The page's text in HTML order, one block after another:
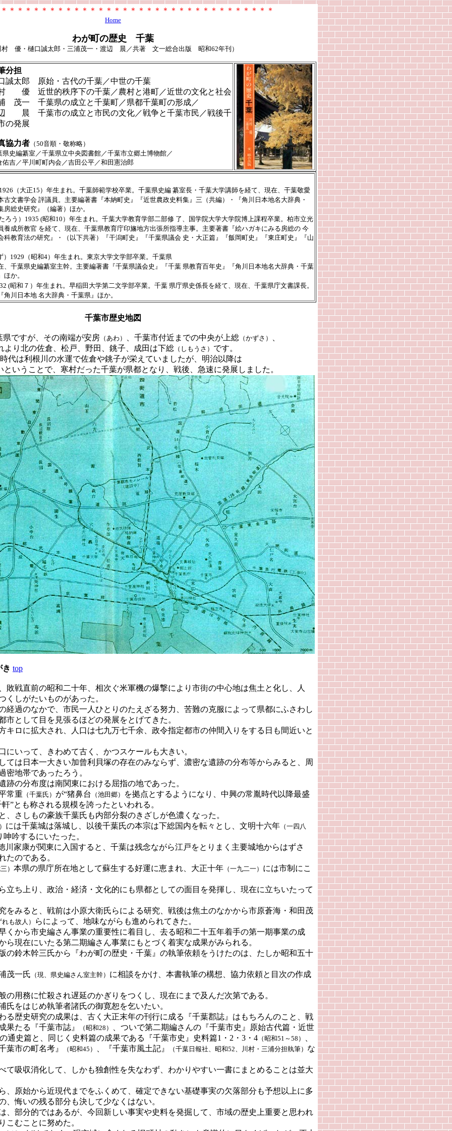
＊＊＊＊＊＊＊＊＊＊＊＊＊＊＊＊＊＊＊＊＊＊＊＊＊＊＊＊＊＊＊＊＊
Home
わが町の歴史 千葉
村 優・樋口誠太郎・三浦茂一・渡辺 晨／共著 文一総合出版 昭和62年刊）
分担
誠太郎 原始・古代の千葉／中世の千葉
優 近世的秩序下の千葉／農村と港町／近世の文化と社会
茂一 千葉県の成立と千葉町／県都千葉町の形成／
晨 千葉市の成立と市民の文化／戦争と千葉市民／戦後千
の発展
協力者 （50音順・敬称略）
県史編纂室／千葉県立中央図書館／千葉市立郷土博物館／
佑吉／平川町町内会／吉田公平／和田憲治郎
（大正15）年生まれ。千葉師範学校卒業。千葉県史編 纂室長・千葉大学講師を経て、現在、干葉敬愛
古文書学会 評議員。主要編著書『本納町史』『近世農政史料集』三（共編）・『角川日本地名大辞典・
総史研究』（編著）ほか。
ろう）1935 (昭和10）年生まれ。千葉大学教育学部二部修 了、国学院大学大学院博上課程卒業。柏市立光
養成所教官 を経て、現在、千葉県教育庁印旛地方出張所指導主事。主要著書『絵ハガキにみる房総の 今
科教育法の研究』・（以下共著）『干潟町史』『千葉県議会 史・大正篇』『飯岡町史』『東庄町史』『山
）1929（昭和4）年生まれ。東京大学文学部卒業。千葉県
、千葉県史編纂室主幹。主要編著書『千葉県議会史』『千葉 県教育百年史』『角川日本地名大辞典・千葉
か。
(昭和７）年生まれ。早稲田大学第二文学部卒業。千葉 県庁県史係長を経て、現在、千葉県庁文書課長。
川日本地 名大辞典・千葉県』ほか。
千葉市歴史地図
県ですが、その南端が安房（あわ） 、千葉市付近までの中央が上総（かずさ）
より北の佐倉、松戸、野田、銚子、成田は下総 （しもうさ） です。
代は利根川の水運で佐倉や銚子が栄えていましたが、明治以降は
ということで、寒村だった千葉が県都となり、戦後、急速に発展しました。
top
戦直前の昭和二十年、相次ぐ米軍機の爆撃により市街の中心地は焦土と化し、人
くしがたいものがあった。
過のなかで、市民一人ひとりのたえざる努力、苦難の克服によって県都にふさわし
市として目を見張るほどの発展をとげてきた。
ロに拡大され、人口は七九万七千余、政令指定都市の仲間入りをする日も間近いと
いって、きわめて古く、かつスケールも大きい。
は日本一大きい加曾利貝塚の存在のみならず、濃密な遺跡の分布等からみると、周
密地帯であったろう。
の分布度は南関東における屈指の地であった。
常重 （千葉氏） が“猪鼻台 （池田郷）
を拠点とするようになり、中興の常胤時代以降最盛
”とも称される規模を誇ったといわれる。
さしもの豪族千葉氏も内部分裂のきざしが色濃くなった。
には千葉城は落城し、以後千葉氏の本宗は下総国内を転々とし、文明十六年 （一四八
吟するにいたった。
川家康が関東に入国すると、千葉は残念ながら江戸をとりまく主要城地からはずさ
たのである。
） 本県の県庁所在地として蘇生する好運に恵まれ、大正十年 （一九二一） には市制にこ
ち上り、政治・経済・文化的にも県都としての面目を発揮し、現在に立ちいたって
みると、戦前は小原大衛氏らによる研究、戦後は焦土のなかから市原蒼海・和田茂
も故人）
らによって、地味ながらも進められてきた。
から市史編さん事業の重要性に着目し、去る昭和二十五年着手の第一期事業の成
ら現在にいたる第二期編さん事業にもとづく着実な成果がみられる。
鈴木幹三氏から『わが町の歴史・千葉』の執筆依頼をうけたのは、たしか昭和五十
茂一氏 （現、県史編さん室主幹） に相談をかけ、本書執筆の構想、協力依頼と目次の作成
用務に忙殺され遅延のかぎりをつくし、現在にまで及んだ次第である。
をはじめ執筆者諸氏の御寛恕を乞いたい。
歴史研究の成果は、古く大正末年の刊行に成る『千葉郡誌』はもちろんのこと、戦
果たる『千葉市誌』
（昭和28）
、ついで第二期編さんの『千葉市史』原始古代篇・近世
の通史篇と、同じく史料篇の成果である『千葉市史』史料篇1・2・3・4 （昭和51～58）
葉市の町名考』
（昭和45） 、『千葉市風土記』 （千葉日報社、昭和52、川村・三浦分担執筆） な
吸収消化して、しかも独創性を失なわず、わかりやすい一書にまとめることは並大
原始から近現代までをふくめて、確定できない基礎事実の欠落部分も予想以上に多
、悔いの残る部分も決して少なくはない。
部分的ではあるが、今回新しい事実や史料を発掘して、市域の歴史上重要と思われ
こむことに努めた。